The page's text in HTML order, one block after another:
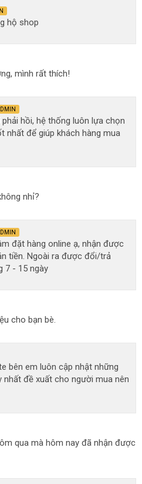
hộ shop
mình rất thích!
hồi, hệ thống luôn lựa chọn
nhất để giúp khách hàng mua
nhỉ?
đặt hàng online ạ, nhận được
tiền. Ngoài ra được đổi/trả
7 - 15 ngày
cho bạn bè.
bên em luôn cập nhật những
nhất đề xuất cho người mua nên
qua mà hôm nay đã nhận được